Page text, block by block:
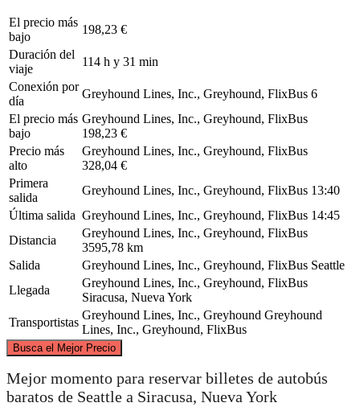
El precio más
bajo
198,23 €
Duración del
viaje
114 h y 31 min
Conexión por
día
Greyhound Lines, Inc., Greyhound, FlixBus 6
El precio más
bajo
Greyhound Lines, Inc., Greyhound, FlixBus
198,23 €
Precio más
alto
Greyhound Lines, Inc., Greyhound, FlixBus
328,04 €
Primera
salida
Greyhound Lines, Inc., Greyhound, FlixBus 13:40
Última salida Greyhound Lines, Inc., Greyhound, FlixBus 14:45
Distancia
Greyhound Lines, Inc., Greyhound, FlixBus
3595,78 km
Salida
Greyhound Lines, Inc., Greyhound, FlixBus Seattle
Llegada
Greyhound Lines, Inc., Greyhound, FlixBus
Siracusa, Nueva York
Transportistas
Greyhound Lines, Inc., Greyhound Greyhound
Lines, Inc., Greyhound, FlixBus
Busca el Mejor Precio
©CARTO, ©OpenStreetMap
Mejor momento para reservar billetes de autobús
baratos de Seattle a Siracusa, Nueva York